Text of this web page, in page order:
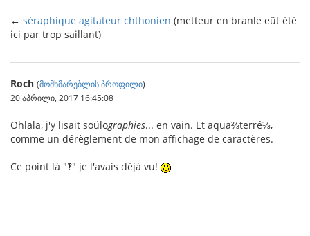
← séraphique agitateur chthonien (metteur en branle eût été
ici par trop saillant)
Roch (მომხმარებლის პროფილი)
20 აპრილი, 2017 16:45:08
Ohlala, j'y lisait soŭlographies... en vain. Et aqua⅔terré⅓,
comme un dérèglement de mon affichage de caractères.
Ce point là "‽" je l'avais déjà vu!